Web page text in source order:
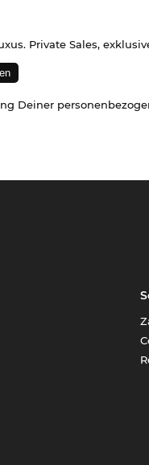
Private Sales,
Deiner